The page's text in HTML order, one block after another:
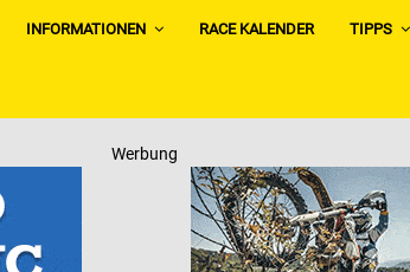
INFORMATIONEN RACE KALENDER TIPPS
Werbung